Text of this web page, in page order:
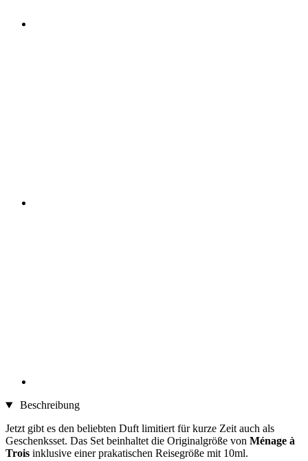
Beschreibung
Jetzt gibt es den beliebten Duft limitiert für kurze Zeit auch als
Geschenksset. Das Set beinhaltet die Originalgröße von Ménage à
Trois inklusive einer prakatischen Reisegröße mit 10ml.